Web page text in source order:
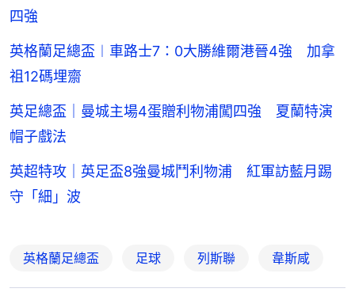
四強
英格蘭足總盃︱車路士7：0大勝維爾港晉4強 加拿
祖12碼埋齋
英足總盃｜曼城主場4蛋贈利物浦闖四強 夏蘭特演
帽子戲法
英超特攻｜英足盃8強曼城鬥利物浦 紅軍訪藍月踢
守「細」波
英格蘭足總盃 足球 列斯聯 韋斯咸